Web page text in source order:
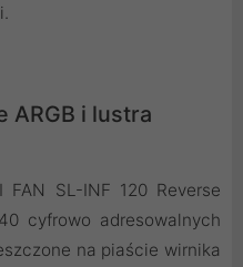
ARGB i lustra
SL-INF 120 Reverse
cyfrowo adresowalnych
na piaście wirnika